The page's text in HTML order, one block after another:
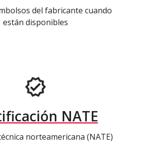
del fabricante cuando
están disponibles
NATE
norteamericana (NATE)